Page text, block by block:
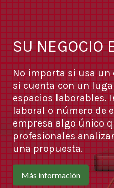
SU NEGOCIO
No importa si usa
si cuenta con un
espacios laborables.
laboral o número de
empresa algo único
profesionales
una propuesta.
Más información